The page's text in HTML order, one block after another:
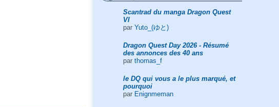
Scantrad du manga Dragon Quest
VI
par Yuto_(ゆと)
Dragon Quest Day 2026 - Résumé
des annonces des 40 ans
par thomas_f
le DQ qui vous a le plus marqué, et
pourquoi
par Enignmeman